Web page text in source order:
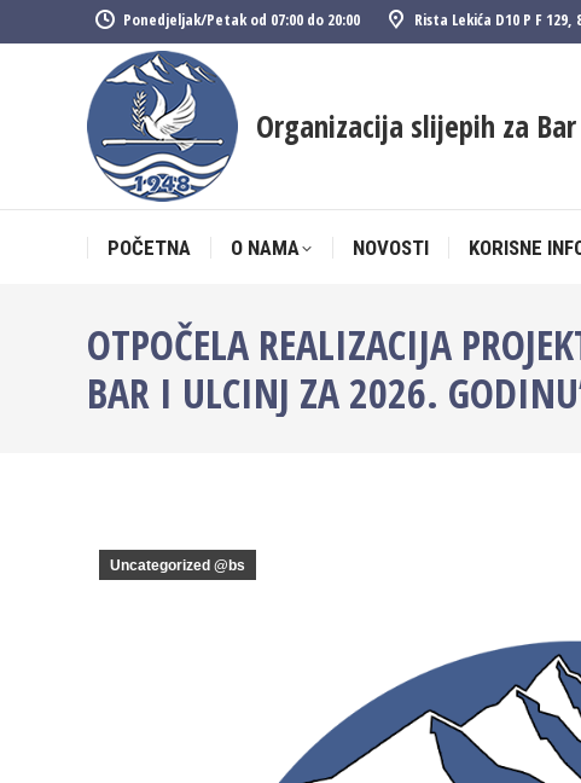
Ponedjeljak/Petak od 07:00 do 20:00 Rista Lekića D10 P F 129,
Organizacija slijepih za
POČETNA O NAMA NOVOSTI KORISNE
OTPOČELA REALIZACIJA
BAR I ULCINJ ZA 2026.
Uncategorized @bs
POČETNA O NAMA NOVOSTI KORISNE